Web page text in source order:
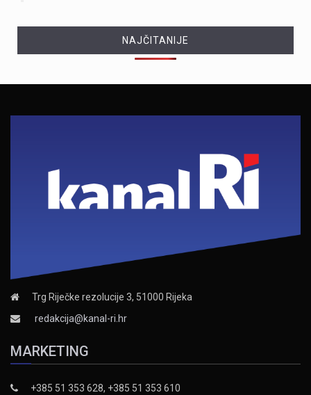
NAJČITANIJE
Trg Riječke rezolucije 3, 51000 Rijeka
redakcija@kanal-ri.hr
MARKETING
+385 51 353 628, +385 51 353 610